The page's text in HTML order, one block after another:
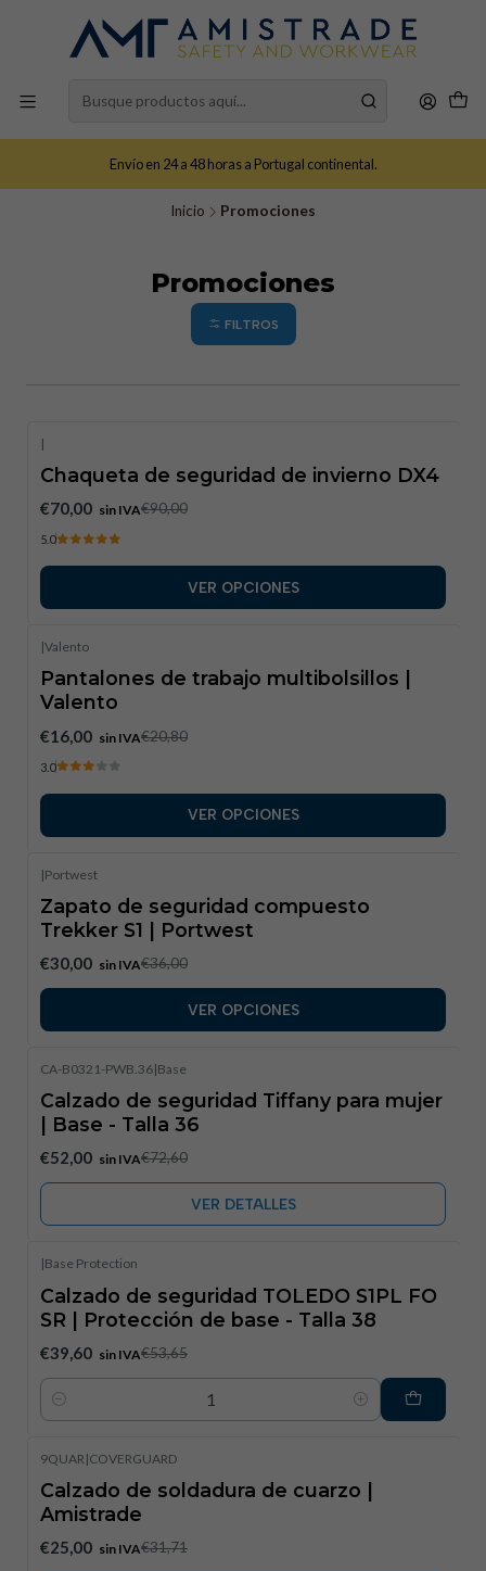
Envío en 24 a 48 horas a Portugal continental.
Inicio Promociones
Promociones
FILTROS
|
Chaqueta de seguridad de invierno DX4
€70,00 sin IVA€90,00
5.0
VER OPCIONES
|Valento
Pantalones de trabajo multibolsillos |
Valento
€16,00 sin IVA€20,80
3.0
VER OPCIONES
|Portwest
Zapato de seguridad compuesto
Trekker S1 | Portwest
€30,00 sin IVA€36,00
VER OPCIONES
Exhausto
CA-B0321-PWB.36|Base
Calzado de seguridad Tiffany para mujer
| Base - Talla 36
€52,00 sin IVA€72,60
VER DETALLES
|Base Protection
Calzado de seguridad TOLEDO S1PL FO
SR | Protección de base - Talla 38
€39,60 sin IVA€53,65
Cantidad
9QUAR |COVERGUARD
Calzado de soldadura de cuarzo |
Amistrade
€25,00 sin IVA€31,71